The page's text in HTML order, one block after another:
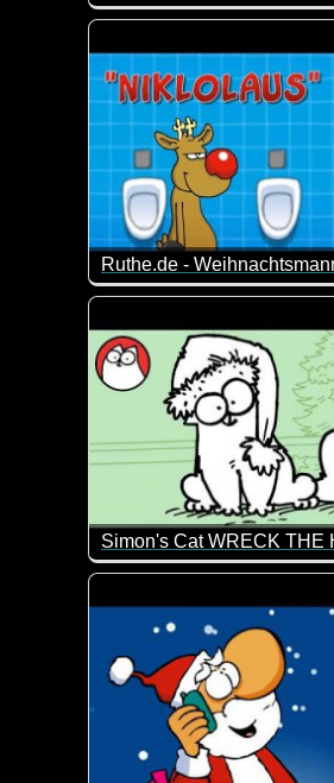
So kann man sich
Ruthe.de -
Der Weihnachtsmann ist
Irgendwie kommt es